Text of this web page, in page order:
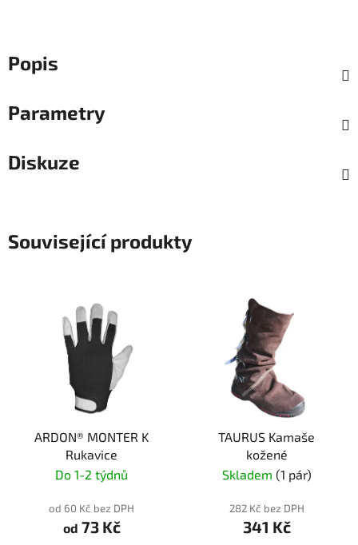
Popis
Parametry
Diskuze
Související produkty
ARDON® MONTER K
Rukavice
Do 1-2 týdnů
od 60 Kč bez DPH
od 73 Kč
TAURUS Kamaše
kožené
Skladem (1 pár)
282 Kč bez DPH
341 Kč